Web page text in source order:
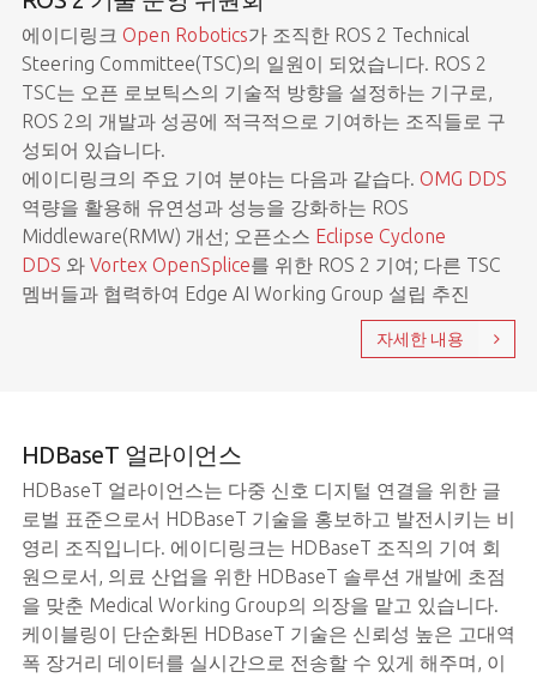
에이디링크 Open Robotics가 조직한 ROS 2 Technical
Steering Committee(TSC)의 일원이 되었습니다. ROS 2
TSC는 오픈 로보틱스의 기술적 방향을 설정하는 기구로,
ROS 2의 개발과 성공에 적극적으로 기여하는 조직들로 구
성되어 있습니다.
에이디링크의 주요 기여 분야는 다음과 같습다. OMG DDS
역량을 활용해 유연성과 성능을 강화하는 ROS
Middleware(RMW) 개선; 오픈소스 Eclipse Cyclone
DDS 와 Vortex OpenSplice를 위한 ROS 2 기여; 다른 TSC
멤버들과 협력하여 Edge AI Working Group 설립 추진
자세한 내용
HDBaseT 얼라이언스
HDBaseT 얼라이언스는 다중 신호 디지털 연결을 위한 글
로벌 표준으로서 HDBaseT 기술을 홍보하고 발전시키는 비
영리 조직입니다. 에이디링크는 HDBaseT 조직의 기여 회
원으로서, 의료 산업을 위한 HDBaseT 솔루션 개발에 초점
을 맞춘 Medical Working Group의 의장을 맡고 있습니다.
케이블링이 단순화된 HDBaseT 기술은 신뢰성 높은 고대역
폭 장거리 데이터를 실시간으로 전송할 수 있게 해주며, 이